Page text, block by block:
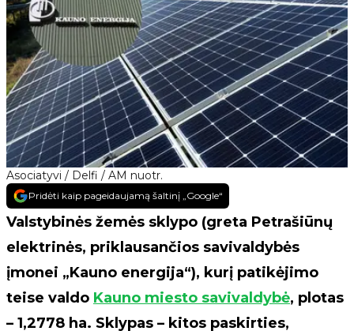
Asociatyvi / Delfi / AM nuotr.
Pridėti kaip pageidaujamą šaltinį „Google“
Valstybinės žemės sklypo (greta Petrašiūnų
elektrinės, priklausančios savivaldybės
įmonei „Kauno energija“), kurį patikėjimo
teise valdo Kauno miesto savivaldybė, plotas
– 1,2778 ha. Sklypas – kitos paskirties,